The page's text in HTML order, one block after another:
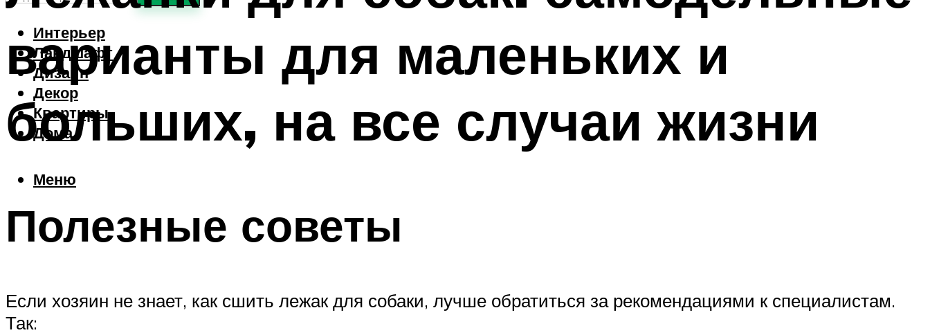
Интерьер
Ландшафт
Дизайн
Декор
Квартиры
Дома
Меню
варианты для маленьких и
больших, на все случаи жизни
Полезные советы
Если хозяин не знает, как сшить лежак для собаки, лучше обратиться за рекомендациями к специалистам.
Так: